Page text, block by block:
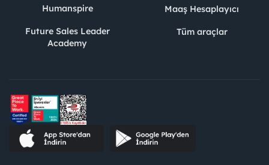
Humanspire
Future Sales Leader
Academy
Maaş Hesaplayıcı
Tüm araçlar